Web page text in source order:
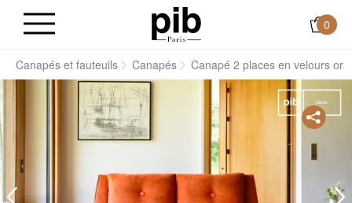
0
Canapés et fauteuils Canapés Canapé 2 places en velours